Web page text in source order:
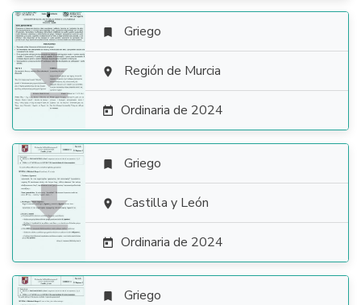

 Griego
 Región de Murcia
 Ordinaria de 2024

 Griego
 Castilla y León
 Ordinaria de 2024
 Griego